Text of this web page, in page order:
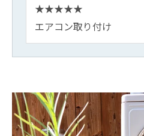
★★★★★
エアコン取り付け